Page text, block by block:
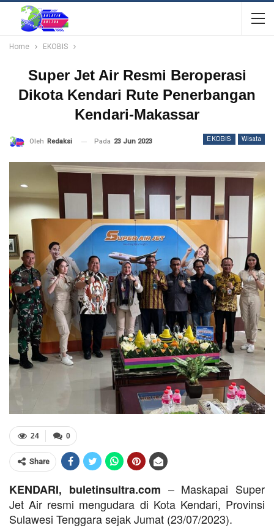
Home EKOBIS
Super Jet Air Resmi Beroperasi
Dikota Kendari Rute Penerbangan
Kendari-Makassar
EKOBIS Wisata
Oleh Redaksi Pada 23 Jun 2023
0
24
Share
KENDARI, buletinsultra.com – Maskapai Super
Jet Air resmi mengudara di Kota Kendari, Provinsi
Sulawesi Tenggara sejak Jumat (23/07/2023).